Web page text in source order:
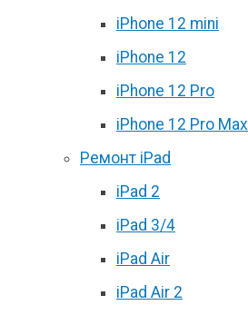
iPhone 12 mini
iPhone 12
iPhone 12 Pro
iPhone 12 Pro Max
Ремонт iPad
iPad 2
iPad 3/4
iPad Air
iPad Air 2